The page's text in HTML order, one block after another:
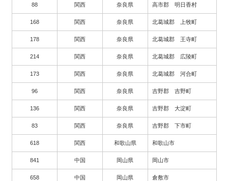
88 関西 奈良県 高市郡 明日香村
168 関西 奈良県 北葛城郡 上牧町
178 関西 奈良県 北葛城郡 王寺町
214 関西 奈良県 北葛城郡 広陵町
173 関西 奈良県 北葛城郡 河合町
96 関西 奈良県 吉野郡 吉野町
136 関西 奈良県 吉野郡 大淀町
83 関西 奈良県 吉野郡 下市町
618 関西 和歌山県 和歌山市
841 中国 岡山県 岡山市
658 中国 岡山県 倉敷市